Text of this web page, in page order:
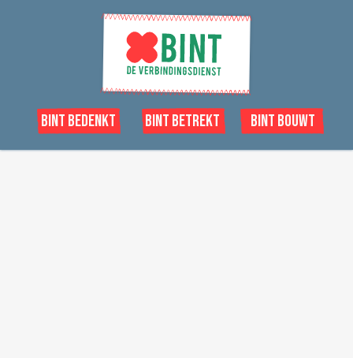
Bint Bedenkt Bint Betrekt Bint Bouwt